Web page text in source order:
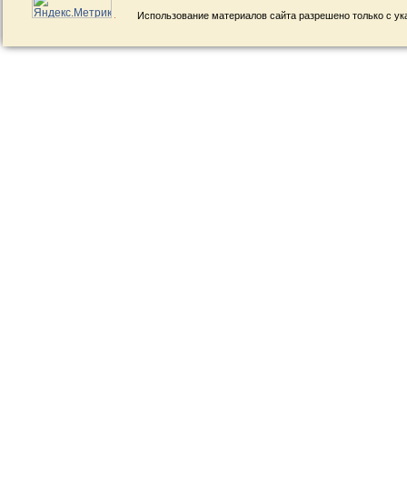
Использование материалов сайта разрешено только с